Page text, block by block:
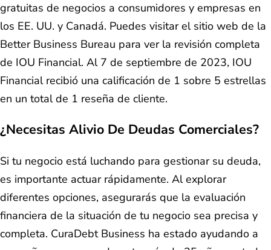
gratuitas de negocios a consumidores y empresas en
los EE. UU. y Canadá. Puedes visitar el sitio web de la
Better Business Bureau para ver la revisión completa
de IOU Financial. Al 7 de septiembre de 2023, IOU
Financial recibió una calificación de 1 sobre 5 estrellas
en un total de 1 reseña de cliente.
¿Necesitas Alivio De Deudas Comerciales?
Si tu negocio está luchando para gestionar su deuda,
es importante actuar rápidamente. Al explorar
diferentes opciones, asegurarás que la evaluación
financiera de la situación de tu negocio sea precisa y
completa. CuraDebt Business ha estado ayudando a